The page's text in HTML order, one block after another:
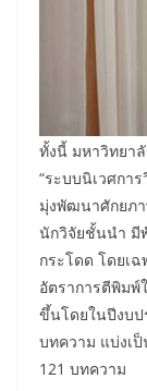
ทั้งนี้ มหาวิทยา
“ระบบนิเวศกา
มุ่งพัฒนาศักยภ
นักวิจัยชั้นนำ มี
กระโดด โดยเ
อัตราการตีพิมพ์
ขึ้นโดยในปีงบ
บทความ แบ่งเ
121 บทความ